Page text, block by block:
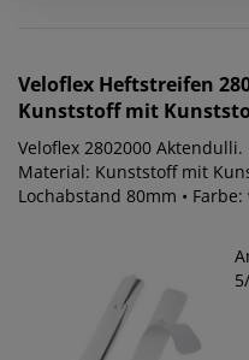
Veloflex Heftstreifen
Kunststoff mit
Veloflex 2802000 Aktendulli.
Material: Kunststoff mit
Lochabstand 80mm • Farbe: